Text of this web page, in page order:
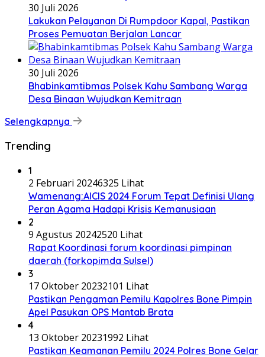
30 Juli 2026
Lakukan Pelayanan Di Rumpdoor Kapal, Pastikan
Proses Pemuatan Berjalan Lancar
30 Juli 2026
Bhabinkamtibmas Polsek Kahu Sambang Warga
Desa Binaan Wujudkan Kemitraan
Selengkapnya
Trending
1
2 Februari 20246325 Lihat
Wamenang:AICIS 2024 Forum Tepat Definisi Ulang
Peran Agama Hadapi Krisis Kemanusiaan
2
9 Agustus 20242520 Lihat
Rapat Koordinasi forum koordinasi pimpinan
daerah (forkopimda Sulsel)
3
17 Oktober 20232101 Lihat
Pastikan Pengaman Pemilu Kapolres Bone Pimpin
Apel Pasukan OPS Mantab Brata
4
13 Oktober 20231992 Lihat
Pastikan Keamanan Pemilu 2024 Polres Bone Gelar